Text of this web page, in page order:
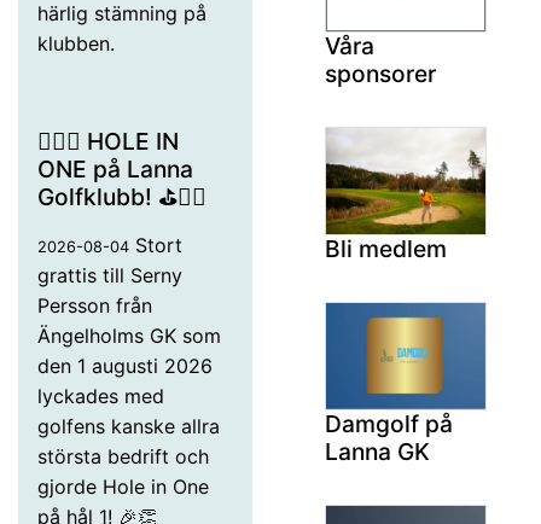
härlig stämning på
klubben.
🏌️‍♂️⛳ HOLE IN
ONE på Lanna
Golfklubb! ⛳🏌️‍♂️
2026-08-04 Stort
grattis till Serny
Persson från
Ängelholms GK som
den 1 augusti 2026
lyckades med
golfens kanske allra
största bedrift och
gjorde Hole in One
på hål 1! 🎉👏
Våra
sponsorer
Bli medlem
Damgolf på
Lanna GK